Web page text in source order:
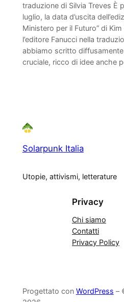
traduzione di Silvia Treves È
luglio, la data d’uscita
Ministero per il Futuro” di
l’editore Fanucci nella
abbiamo scritto
cruciale, ricco di idee anche
Solarpunk Italia
Utopie, attivismi, letterature
Privacy
Chi siamo
Contatti
Privacy Policy
Progettato con WordPress –